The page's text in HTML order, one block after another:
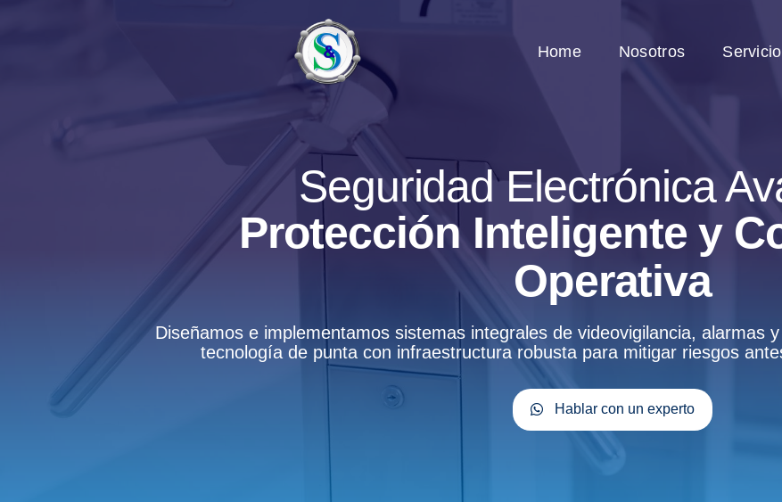
Home Nosotros
Seguridad Electrónica
Protección Inteligente y
Operativa
Diseñamos e implementamos sistemas integrales de videovigilancia, alarmas
tecnología de punta con infraestructura robusta para mitigar riesgos
Hablar con un experto